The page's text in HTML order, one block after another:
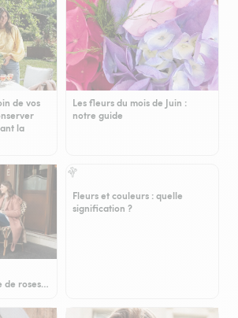
de vos
la
Les fleurs du mois de Juin :
notre guide
de roses…
Fleurs et couleurs : quelle
signification ?